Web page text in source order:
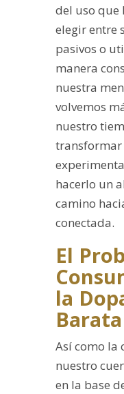
del uso que
elegir entre
pasivos o
manera
nuestra
volvemos
nuestro
transformar
hacerlo un
camino
conectada.
El
la
Barata
Así como la
nuestro
en la base